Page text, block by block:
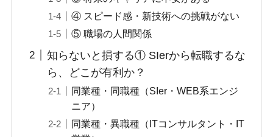
④ スピード感・新技術への挑戦がない
⑤ 職場の人間関係
知らないと損する① SIerから転職するな
ら、どこが有利か？
同業種・同職種（SIer・WEB系エンジ
ニア）
同業種・異職種（ITコンサルタント・IT